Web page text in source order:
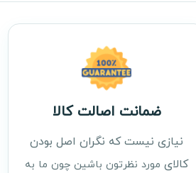
ضمانت اصالت کالا
نیازی نیست که نگران اصل بودن
کالای مورد نظرتون باشین چون ما به